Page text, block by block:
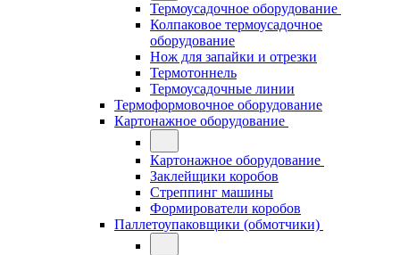
Термоусадочное оборудование
Колпаковое термоусадочное
оборудование
Нож для запайки и отрезки
Термотоннель
Термоусадочные линии
Термоформовочное оборудование
Картонажное оборудование
Картонажное оборудование
Заклейщики коробов
Стреппинг машины
Формирователи коробов
Паллетоупаковщики (обмотчики)